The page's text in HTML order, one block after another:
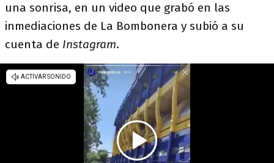
una sonrisa, en un video que grabó en las
inmediaciones de La Bombonera y subió a su
cuenta de Instagram.